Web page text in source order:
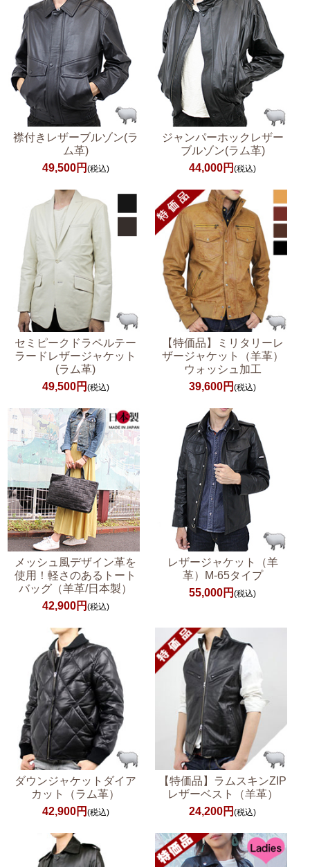
襟付きレザーブルゾン(ラ
ム革)
49,500円 (税込)
ジャンパーホックレザー
ブルゾン(ラム革)
44,000円(税込)
セミピークドラペルテー
ラードレザージャケット
(ラム革)
49,500円 (税込)
【特価品】ミリタリーレ
ザージャケット（羊革）
ウォッシュ加工
39,600円(税込)
メッシュ風デザイン革を
使用！軽さのあるトート
バッグ（羊革/日本製）
42,900円 (税込)
レザージャケット（羊
革）M-65タイプ
55,000円(税込)
ダウンジャケットダイア
カット（ラム革）
42,900円 (税込)
【特価品】ラムスキンZIP
レザーベスト（羊革）
24,200円(税込)